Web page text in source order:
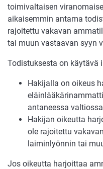
toimivaltaisen
aikaisemmin antama
rajoitettu vakavan
tai muun vastaavan syyn
Todistuksesta on käytävä
Hakijalla on oikeus
antaneessa
Hakijan oikeutta
ole rajoitettu
laiminlyönnin tai
Jos oikeutta harjoittaa